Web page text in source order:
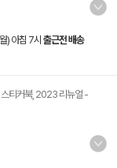
) 아침 7시 출근전 배송
티커북, 2023 리뉴얼 -